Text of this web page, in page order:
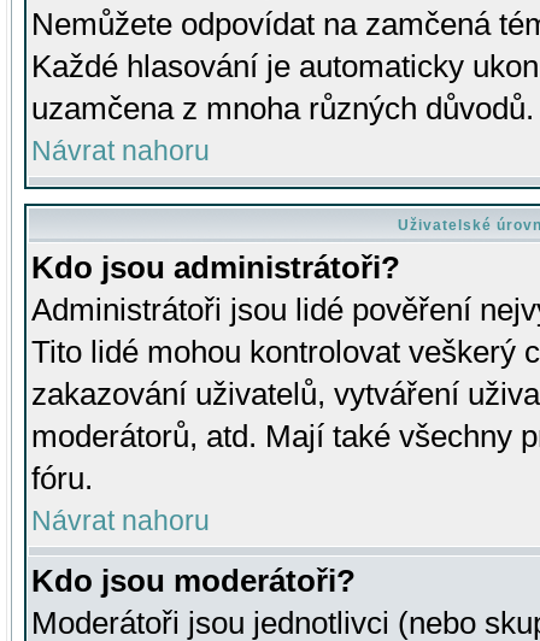
Nemůžete odpovídat na zamčená
Každé hlasování je automaticky
uzamčena z mnoha různých důvodů.
Návrat nahoru
Uživatelské
Kdo jsou administrátoři?
Administrátoři jsou lidé pověření
Tito lidé mohou kontrolovat veškerý
zakazování uživatelů, vytváření
moderátorů, atd. Mají také všechny
fóru.
Návrat nahoru
Kdo jsou moderátoři?
Moderátoři jsou jednotlivci (nebo